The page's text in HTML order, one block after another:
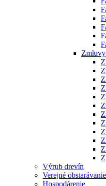
Zmluvy
Výrub drevín
Verejné obstarávanie
Hospodárenie